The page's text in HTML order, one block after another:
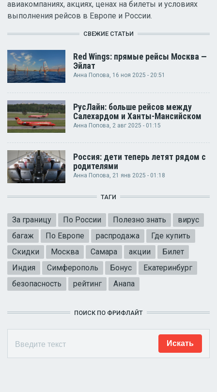
авиакомпаниях, акциях, ценах на билеты и условиях
выполнения рейсов в Европе и России.
СВЕЖИЕ СТАТЬИ
Red Wings: прямые рейсы Москва —
Эйлат
Анна Попова, 16 ноя 2025 - 20:51
РусЛайн: больше рейсов между
Салехардом и Ханты-Мансийском
Анна Попова , 2 авг 2025 - 01:15
Россия: дети теперь летят рядом с
родителями
Анна Попова, 21 янв 2025 - 01:18
ТАГИ
За границу По России Полезно знать
вирус
багаж
По Европе распродажа
Где купить
Скидки
Москва Самара акции
Билет
Индия
Симферополь Бонус
Екатеринбург
безопасность
рейтинг Анапа
ПОИСК ПО ФРИФЛАЙТ